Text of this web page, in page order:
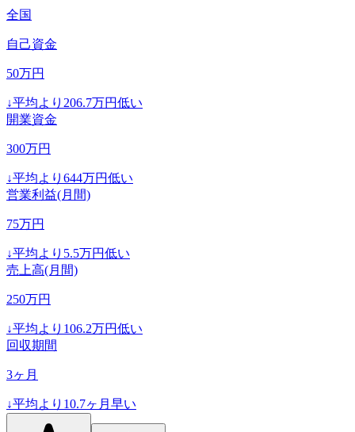
全国
自己資金
50万円
↓平均より 206.7万円低い
開業資金
300万円
↓平均より 644万円低い
営業利益(月間)
75万円
↓平均より 5.5万円低い
売上高(月間)
250万円
↓平均より 106.2万円低い
回収期間
3ヶ月
↓平均より 10.7ヶ月早い